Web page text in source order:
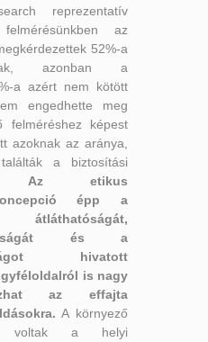
reprezentatív
az
52%-a
azonban a
a azért nem kötött
engedhette meg
felméréshez képest
azoknak az aránya,
a biztosítási
Az etikus
épp a
és a
hivatott
is nagy
az effajta
A környező
voltak a helyi